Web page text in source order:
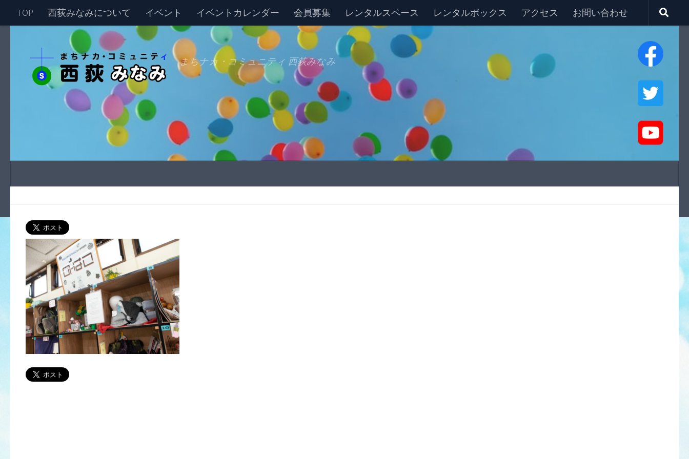
TOP 西荻みなみについて イベント イベントカレンダー 会員募集 レンタルスペース レンタルボックス アクセス お問い合わせ
まちナカ・コミュニティ 西荻みなみ